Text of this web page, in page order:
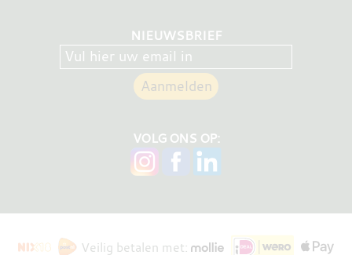
NIEUWSBRIEF
VOLG ONS OP:
Veilig betalen met: